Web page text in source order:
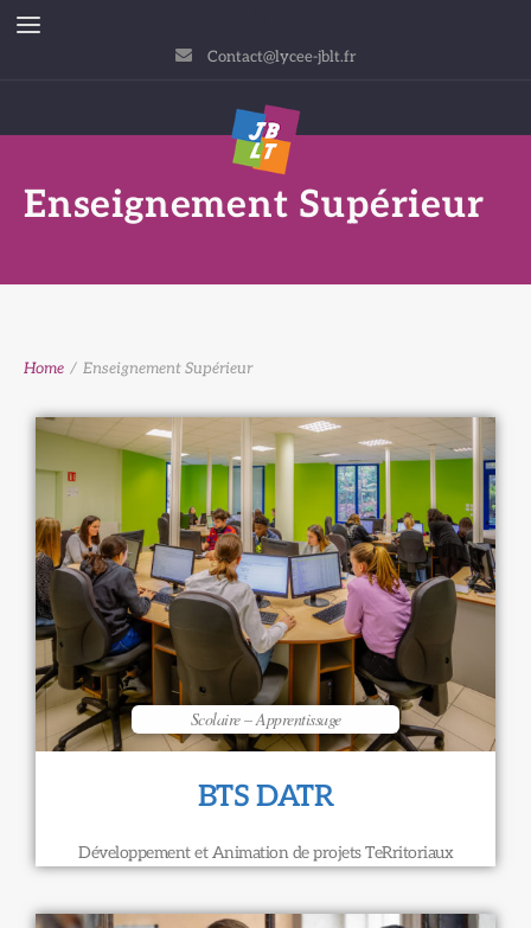
Contact@lycee-jblt.fr
Enseignement Supérieur
Home / Enseignement Supérieur
BTS DATR
Développement et Animation de projets TeRritoriaux
Scolaire – Apprentissage